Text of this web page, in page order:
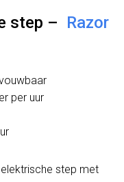
step – Razor
per uur
step met